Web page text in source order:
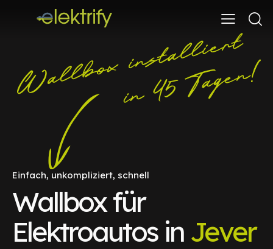
Einfach, unkompliziert, schnell
Wallbox für
Elektroautos in Jever